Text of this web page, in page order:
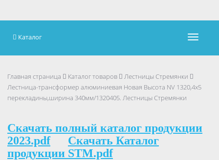
Каталог
Главная страница Каталог товаров
Лестницы Стремянки
Лестница-трансформер алюминиевая Новая Высота NV 1320,4х5
перекладины,ширина 340мм/1320405. Лестницы Стремянки
Скачать полный каталог продукции
2023.pdf
Скачать Каталог
продукции STM.pdf